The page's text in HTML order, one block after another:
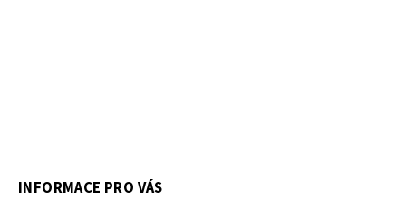
INFORMACE PRO VÁS